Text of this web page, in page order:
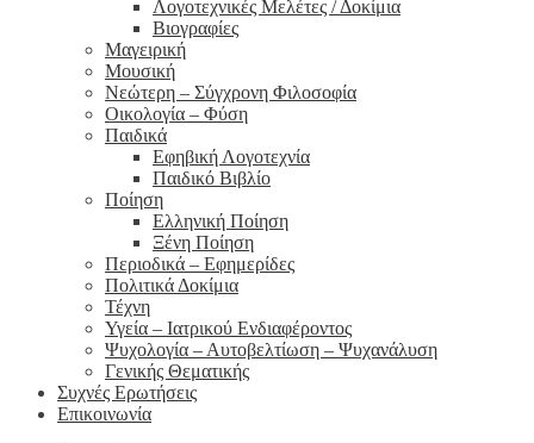
Λογοτεχνικές Μελέτες / Δοκίμια
Βιογραφίες
Μαγειρική
Μουσική
Νεώτερη – Σύγχρονη Φιλοσοφία
Οικολογία – Φύση
Παιδικά
Εφηβική Λογοτεχνία
Παιδικό Βιβλίο
Ποίηση
Ελληνική Ποίηση
Ξένη Ποίηση
Περιοδικά – Εφημερίδες
Πολιτικά Δοκίμια
Τέχνη
Υγεία – Ιατρικού Ενδιαφέροντος
Ψυχολογία – Αυτοβελτίωση – Ψυχανάλυση
Γενικής Θεματικής
Συχνές Ερωτήσεις
Επικοινωνία